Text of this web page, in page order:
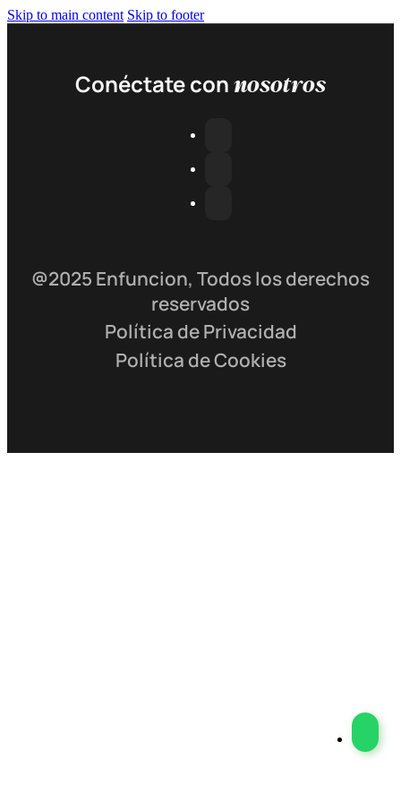
Skip to main content Skip to footer
Conéctate connosotros
@2025 Enfuncion, Todos los derechos
reservados
Política de Privacidad
Política de Cookies